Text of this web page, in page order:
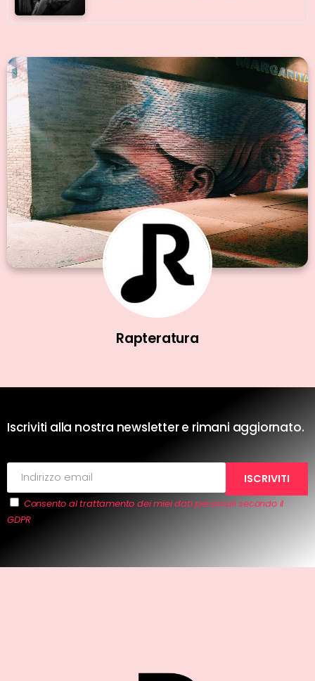
Rapteratura
Iscriviti alla nostra newsletter e rimani aggiornato.
Consento al trattamento dei miei dati personali secondo il
GDPR